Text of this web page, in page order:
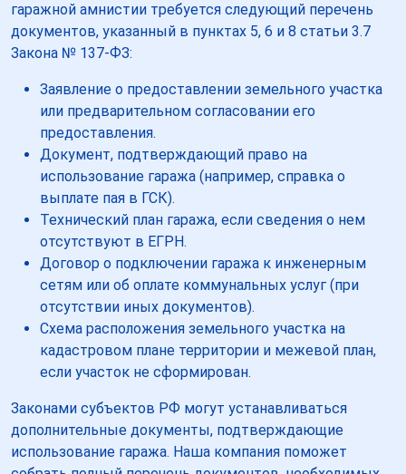
гаражной амнистии требуется следующий перечень
документов, указанный в пунктах 5, 6 и 8 статьи 3.7
Закона № 137-ФЗ:
Заявление о предоставлении земельного участка
или предварительном согласовании его
предоставления.
Документ, подтверждающий право на
использование гаража (например, справка о
выплате пая в ГСК).
Технический план гаража, если сведения о нем
отсутствуют в ЕГРН.
Договор о подключении гаража к инженерным
сетям или об оплате коммунальных услуг (при
отсутствии иных документов).
Схема расположения земельного участка на
кадастровом плане территории и межевой план,
если участок не сформирован.
Законами субъектов РФ могут устанавливаться
дополнительные документы, подтверждающие
использование гаража. Наша компания поможет